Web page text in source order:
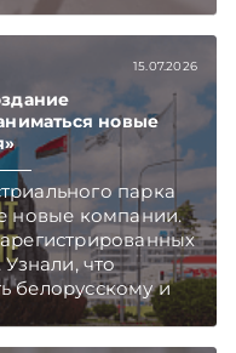
15.07.2026
новые
парка
новые компании.
что
белорусскому и